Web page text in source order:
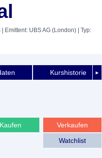
| Emittent: UBS AG (London) | Typ:
►
Kurshistorie
Verkaufen
Kaufen
Watchlist